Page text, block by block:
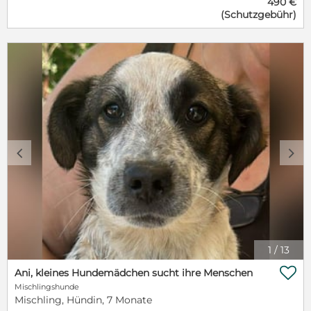
Euch zu genießen. Bei Euch, die mir Liebe und
Geborgenheit schenken, die mit mir die für mich
neue Welt erkunden, Spaziergänge unternehmen,
zusammen auf dem Sofa kuscheln, mir zeigen, was
ich noch alles lernen kann. Seht her, ich bin der
"Hund, der immer lacht" und man hat sogar den
"roten Teppich" für mich ausgelegt - hihi Ich bin
gechipt, geimpft, kastriert, also total fertig, um bei
Euch einzuziehen. Es wäre doch super schön, wenn
Ihr ein Plätzchen für mich frei habt – ich würde mich
riesig freuen! Doch nun die ersten Informationen auf
einen Blick Name: Zesar Alter: geb. 23.10.2024
Geschlecht: männlich Größe: ca. ca. 45
cmSchulterhöhe derzeit Gewicht: ca. 17 kg derzeit
Kastriert: Ja Gechipt: Ja Geimpft: Ja
Menschenfreundlich: Ja Kinder: Ab 8 Jahre Andere
Hunde: Ja Katzen: unbekannt Mittelmeertest: Ja,
durch Snaptest bei Ausreise Schutzgebühr: Ja
Ausreisebereit: sofort
(Schutzgebühr)
1 / 13
c d
Ani, kleines Hundemädchen sucht ihre Menschen
Mischlingshunde
Mischling, Hündin, 7 Monate
